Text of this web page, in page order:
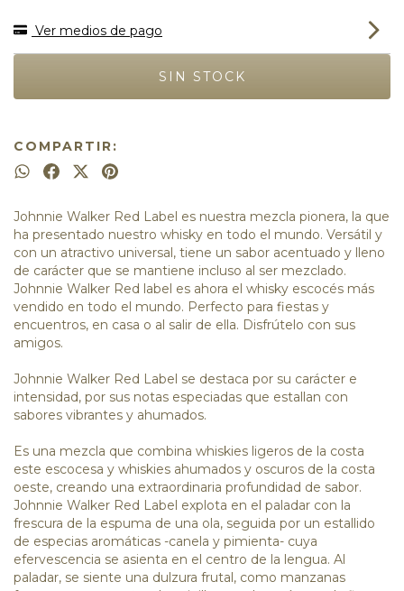
Ver medios de pago
COMPARTIR:
Johnnie Walker Red Label es nuestra mezcla pionera, la que
ha presentado nuestro whisky en todo el mundo. Versátil y
con un atractivo universal, tiene un sabor acentuado y lleno
de carácter que se mantiene incluso al ser mezclado.
Johnnie Walker Red label es ahora el whisky escocés más
vendido en todo el mundo. Perfecto para fiestas y
encuentros, en casa o al salir de ella. Disfrútelo con sus
amigos.
Johnnie Walker Red Label se destaca por su carácter e
intensidad, por sus notas especiadas que estallan con
sabores vibrantes y ahumados.
Es una mezcla que combina whiskies ligeros de la costa
este escocesa y whiskies ahumados y oscuros de la costa
oeste, creando una extraordinaria profundidad de sabor.
Johnnie Walker Red Label explota en el paladar con la
frescura de la espuma de una ola, seguida por un estallido
de especias aromáticas -canela y pimienta- cuya
efervescencia se asienta en el centro de la lengua. Al
paladar, se siente una dulzura frutal, como manzanas